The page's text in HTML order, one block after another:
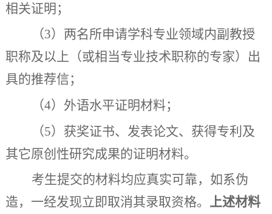
相关证明；
（3） 两名所申请学科专业领域内副教授
职称及以上（或相当专业技术职称的专家）出
具的推荐信；
（4） 外语水平证明材料；
（5） 获奖证书、发表论文、获得专利及
其它原创性研究成果的证明材料。
考生提交的材料均应真实可靠，如系伪
造，一经发现立即取消其录取资格。 上述材料